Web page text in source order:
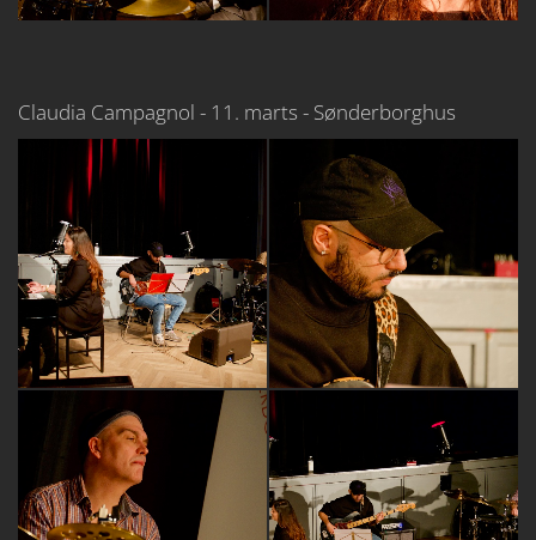
Claudia Campagnol - 11. marts - Sønderborghus